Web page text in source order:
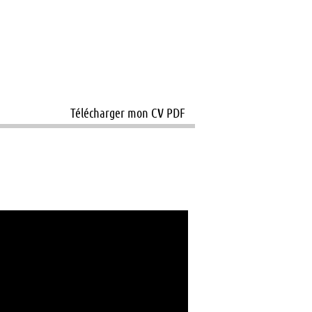
Télécharger mon CV PDF